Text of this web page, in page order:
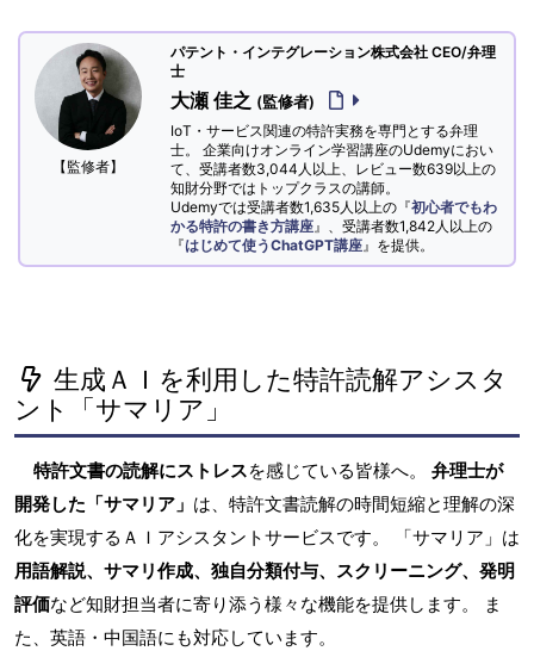
【監修者】
パテント・インテグレーション株式会社 CEO/弁理
士
大瀬 佳之 (監修者)
IoT・サービス関連の特許実務を専門とする弁理
士。 企業向けオンライン学習講座のUdemyにおい
て、受講者数3,044人以上、レビュー数639以上の
知財分野ではトップクラスの講師。
Udemyでは受講者数1,635人以上の『初心者でもわ
かる特許の書き方講座 』、受講者数1,842人以上の
『はじめて使うChatGPT講座 』を提供。
生成ＡＩを利用した特許読解アシスタ
ント「サマリア」
特許文書の読解にストレスを感じている皆様へ。 弁理士が
開発した「サマリア」 は、特許文書読解の時間短縮と理解の深
化を実現するＡＩアシスタントサービスです。 「サマリア」は
用語解説、サマリ作成、独自分類付与、スクリーニング、発明
評価など知財担当者に寄り添う様々な機能を提供します。 ま
た、英語・中国語にも対応しています。